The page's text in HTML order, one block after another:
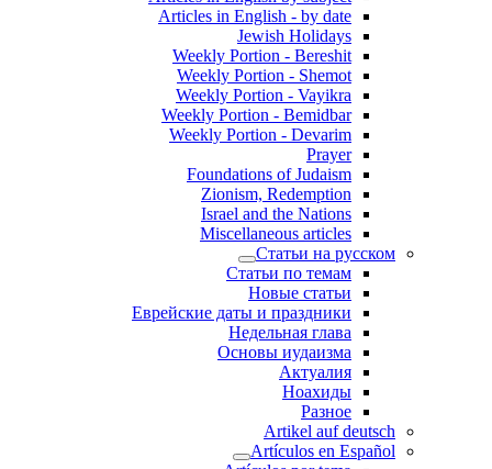
Articles in English - by date
Jewish Holidays
Weekly Portion - Bereshit
Weekly Portion - Shemot
Weekly Portion - Vayikra
Weekly Portion - Bemidbar
Weekly Portion - Devarim
Prayer
Foundations of Judaism
Zionism, Redemption
Israel and the Nations
Miscellaneous articles
Статьи на русском
Статьи по темам
Новые статьи
Еврейские даты и праздники
Недельная глава
Основы иудаизма
Актуалия
Ноахиды
Разное
Artikel auf deutsch
Artículos en Español